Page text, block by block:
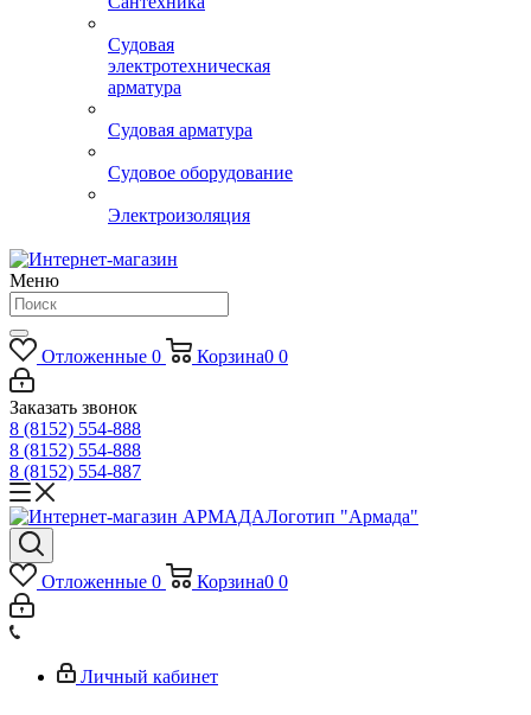
Судовая
электротехническая
арматура
Судовая арматура
Судовое оборудование
Электроизоляция
Меню
Отложенные 0 Корзина0 0
Заказать звонок
8 (8152) 554-888
8 (8152) 554-888
8 (8152) 554-887
Логотип "Армада"
Отложенные 0 Корзина0 0
Личный кабинет